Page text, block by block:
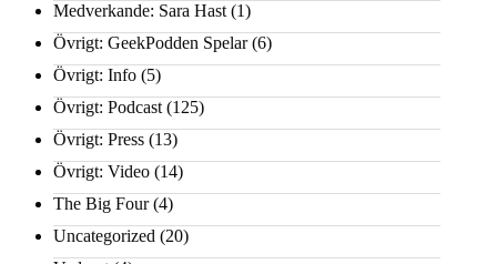
Medverkande: Sara Hast (1)
Övrigt: GeekPodden Spelar(6)
Övrigt: Info (5)
Övrigt: Podcast (125)
Övrigt: Press (13)
Övrigt: Video (14)
The Big Four(4)
Uncategorized (20)